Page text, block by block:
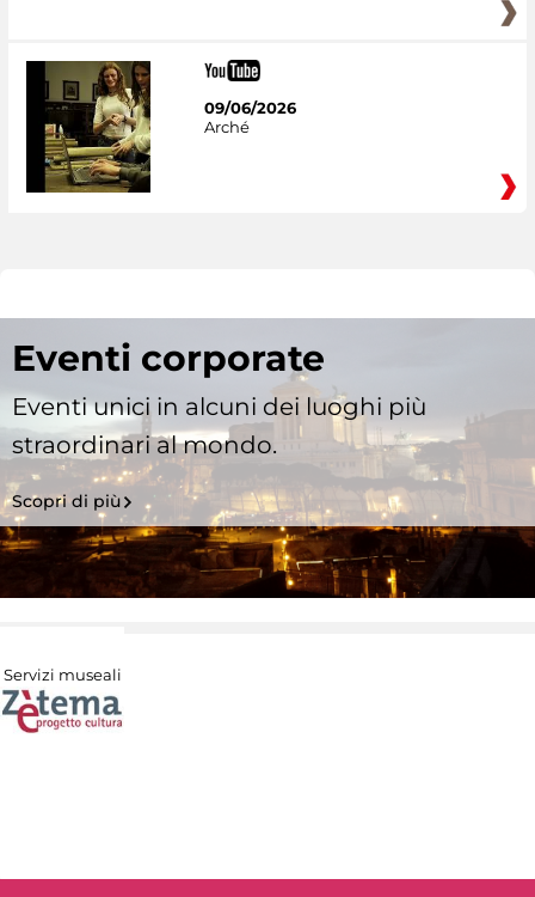
09/06/2026
Arché
Eventi corporate
Eventi unici in alcuni dei luoghi più
straordinari al mondo.
Scopri di più
Servizi museali